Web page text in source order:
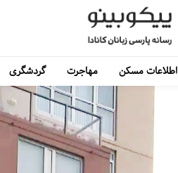
اطلاعات مسکن مهاجرت گردشگری